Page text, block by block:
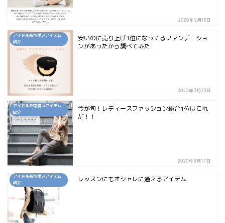
2020年2月18日
アイドル系可愛いアイテム
紹介
安いのに売り上げ1位になってるファンデーショ
ンがあったから調べてみた
2020年3月23日
アイドル系可愛いアイテム
紹介
今が旬！レディースファッション総合1位はこれ
だ！！
2020年3月17日
アイドル系可愛いアイテム
紹介
レッスンにもオシャレに通えるアイテム